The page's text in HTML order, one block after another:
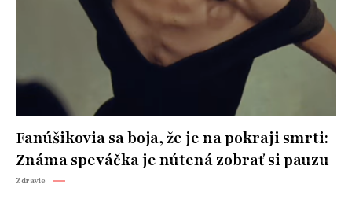
Fanúšikovia sa boja, že je na pokraji smrti:
Známa speváčka je nútená zobrať si pauzu
Zdravie